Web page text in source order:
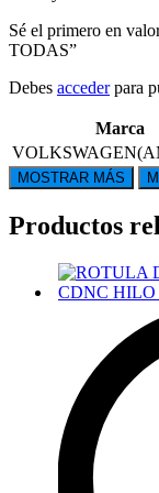
Sé el primero en
TODAS”
Debes accederpara
Marca
Productos